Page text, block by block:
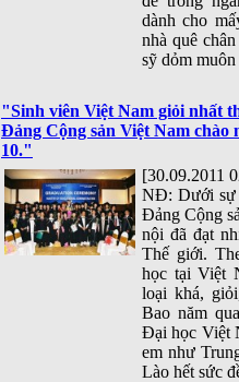
dành cho
nhà quê
sỹ dỏm muôn
"Sinh viên Việt Nam giỏi nhất
Đảng Cộng sản Việt Nam chào
10."
[30.09.2011
NĐ: Dưới sự
Đảng Cộng
nội đã đạt
Thế giới.
học tại Việt
loại khá,
Bao năm
Đại học Việt
em như
Lào hết sức